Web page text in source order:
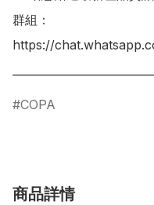
群組：
https://
COPA
商品詳情